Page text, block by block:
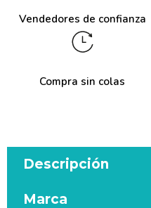
Vendedores de confianza
Compra sin colas
Descripción
Marca